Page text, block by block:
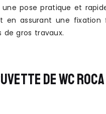
pose pratique et
en assurant une
gros travaux.
DE WC